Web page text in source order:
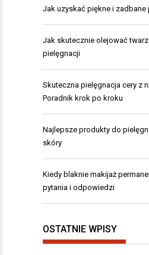
Jak uzyskać piękne i
Jak skutecznie olejować
pielęgnacji
Skuteczna pielęgnacja cery z
Poradnik krok po kroku
Najlepsze produkty do
skóry
Kiedy blaknie makijaż
pytania i odpowiedzi
OSTATNIE WPISY